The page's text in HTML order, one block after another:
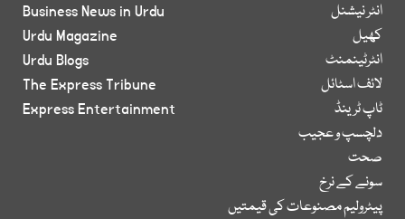
انٹر نیشنل
کھیل
انٹرٹینمنٹ
لائف اسٹائل
ٹاپ ٹرینڈ
دلچسپ و عجیب
صحت
سونے کے نرخ
پیٹرولیم مصنوعات کی قیمتیں
Business News in Urdu
Urdu Magazine
Urdu Blogs
The Express Tribune
Express Entertainment